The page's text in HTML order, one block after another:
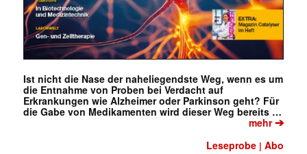
✕
Ist nicht die Nase der naheliegendste Weg, wenn es um
die Entnahme von Proben bei Verdacht auf
Erkrankungen wie Alzheimer oder Parkinson geht? Für
die Gabe von Medikamenten wird dieser Weg bereits …
mehr➔
Leseprobe |Abo